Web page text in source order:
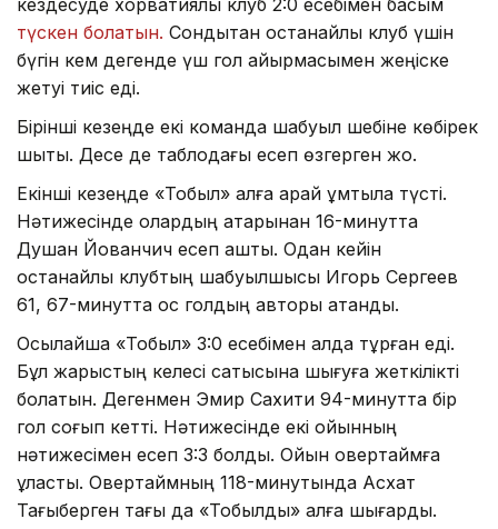
кездесуде хорватиялық клуб 2:0 есебімен басым
түскен болатын. Сондықтан қостанайлық клуб үшін
бүгін кем дегенде үш гол айырмасымен жеңіске
жетуі тиіс еді.
Бірінші кезеңде екі команда шабуыл шебіне көбірек
шықты. Десе де таблодағы есеп өзгерген жоқ.
Екінші кезеңде «Тобыл» алға қарай ұмтыла түсті.
Нәтижесінде олардың қатарынан 16-минутта
Душан Йованчич есеп ашты. Одан кейін
қостанайлық клубтың шабуылшысы Игорь Сергеев
61, 67-минутта қос голдың авторы атанды.
Осылайша «Тобыл» 3:0 есебімен алда тұрған еді.
Бұл жарыстың келесі сатысына шығуға жеткілікті
болатын. Дегенмен Эмир Сахити 94-минутта бір
гол соғып кетті. Нәтижесінде екі ойынның
нәтижесімен есеп 3:3 болды. Ойын овертаймға
ұласты. Овертаймның 118-минутында Асхат
Тағыберген тағы да «Тобылды» алға шығарды.